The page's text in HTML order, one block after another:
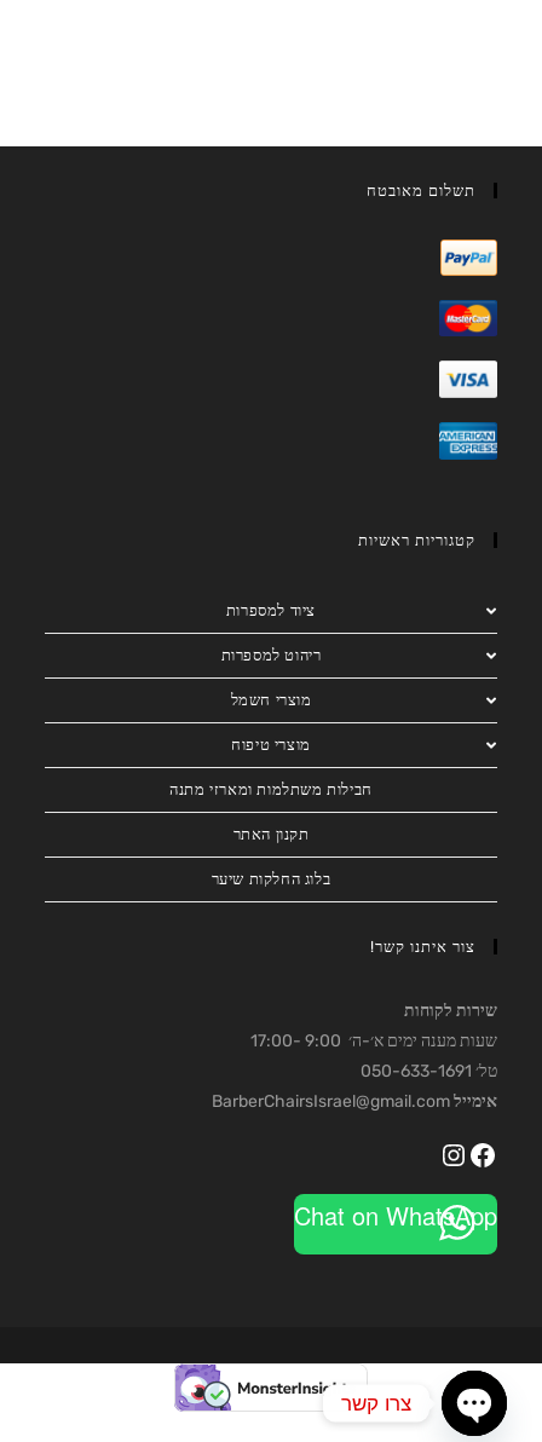
תשלום מאובטח
קטגוריות ראשיות
ציוד למספרות
ריהוט למספרות
מוצרי חשמל
מוצרי טיפוח
חבילות משתלמות ומארזי מתנה
תקנון האתר
בלוג החלקות שיער
צור איתנו קשר!
שירות לקוחות
שעות מענה ימים א׳-ה׳ 9:00 -17:00
טל׳ 050-633-1691
אימיילBarberChairsIsrael@gmail.com
Facebook
Instagram
Chat on WhatsApp
צרו קשר